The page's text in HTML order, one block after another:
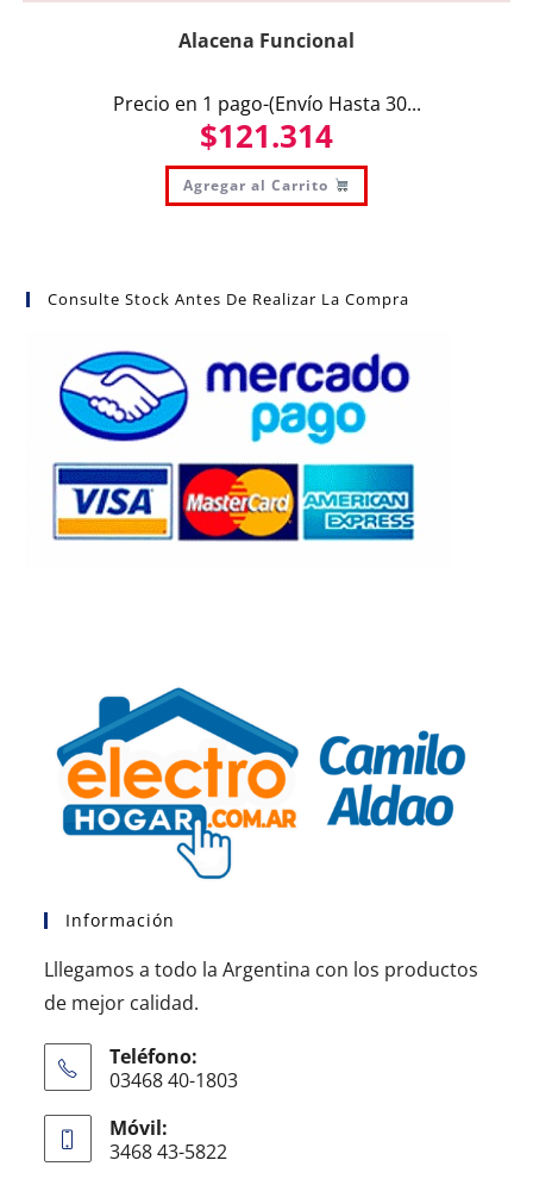
Alacena Funcional
Precio en 1 pago-(Envío Hasta 30...
$121.314
Agregar al Carrito
Consulte Stock Antes De Realizar La Compra
Información
Lllegamos a todo la Argentina con los productos
de mejor calidad.
Teléfono:
03468 40-1803
Móvil:
3468 43-5822